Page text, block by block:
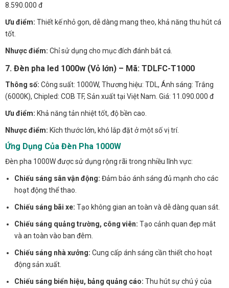
8.590.000 đ
Ưu điểm: Thiết kế nhỏ gọn, dễ dàng mang theo, khả năng thu hút cá
tốt.
Nhược điểm: Chỉ sử dụng cho mục đích đánh bắt cá.
7. Đèn pha led 1000w (Vỏ lớn) – Mã: TDLFC-T1000
Thông số: Công suất: 1000W, Thương hiệu: TDL, Ánh sáng: Trắng
(6000K), Chipled: COB TF, Sản xuất tại Việt Nam. Giá: 11.090.000 đ
Ưu điểm: Khả năng tản nhiệt tốt, độ bền cao.
Nhược điểm: Kích thước lớn, khó lắp đặt ở một số vị trí.
Ứng Dụng Của Đèn Pha 1000W
Đèn pha 1000W được sử dụng rộng rãi trong nhiều lĩnh vực:
Chiếu sáng sân vận động: Đảm bảo ánh sáng đủ mạnh cho các
hoạt động thể thao.
Chiếu sáng bãi xe: Tạo không gian an toàn và dễ dàng quan sát.
Chiếu sáng quảng trường, công viên: Tạo cảnh quan đẹp mắt
và an toàn vào ban đêm.
Chiếu sáng nhà xưởng: Cung cấp ánh sáng cần thiết cho hoạt
động sản xuất.
Chiếu sáng biển hiệu, bảng quảng cáo: Thu hút sự chú ý của